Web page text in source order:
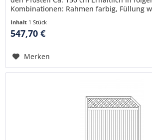
Kombinationen: Rahmen farbig, Füllung
Inhalt 1 Stück
547,70 €
Merken